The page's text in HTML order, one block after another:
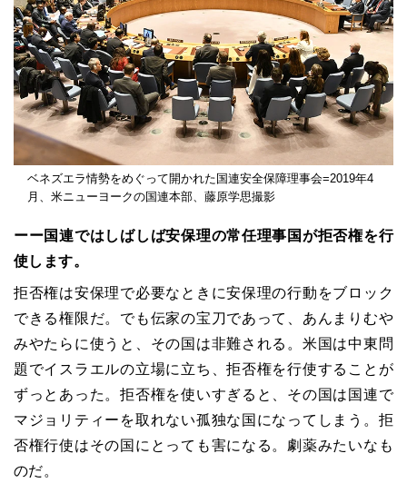
ベネズエラ情勢をめぐって開かれた国連安全保障理事会=2019年4
月、米ニューヨークの国連本部、藤原学思撮影
ーー国連ではしばしば安保理の常任理事国が拒否権を行
使します。
拒否権は安保理で必要なときに安保理の行動をブロック
できる権限だ。でも伝家の宝刀であって、あんまりむや
みやたらに使うと、その国は非難される。米国は中東問
題でイスラエルの立場に立ち、拒否権を行使することが
ずっとあった。拒否権を使いすぎると、その国は国連で
マジョリティーを取れない孤独な国になってしまう。拒
否権行使はその国にとっても害になる。劇薬みたいなも
のだ。